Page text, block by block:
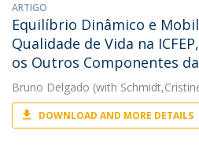
ARTIGO
Equilíbrio Dinâmico e
Qualidade de Vida na
os Outros Componentes
Bruno Delgado (with
DOWNLOAD AND MORE DETAILS